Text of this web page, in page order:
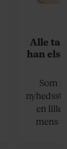
Alle
han
Som
en lille
mens